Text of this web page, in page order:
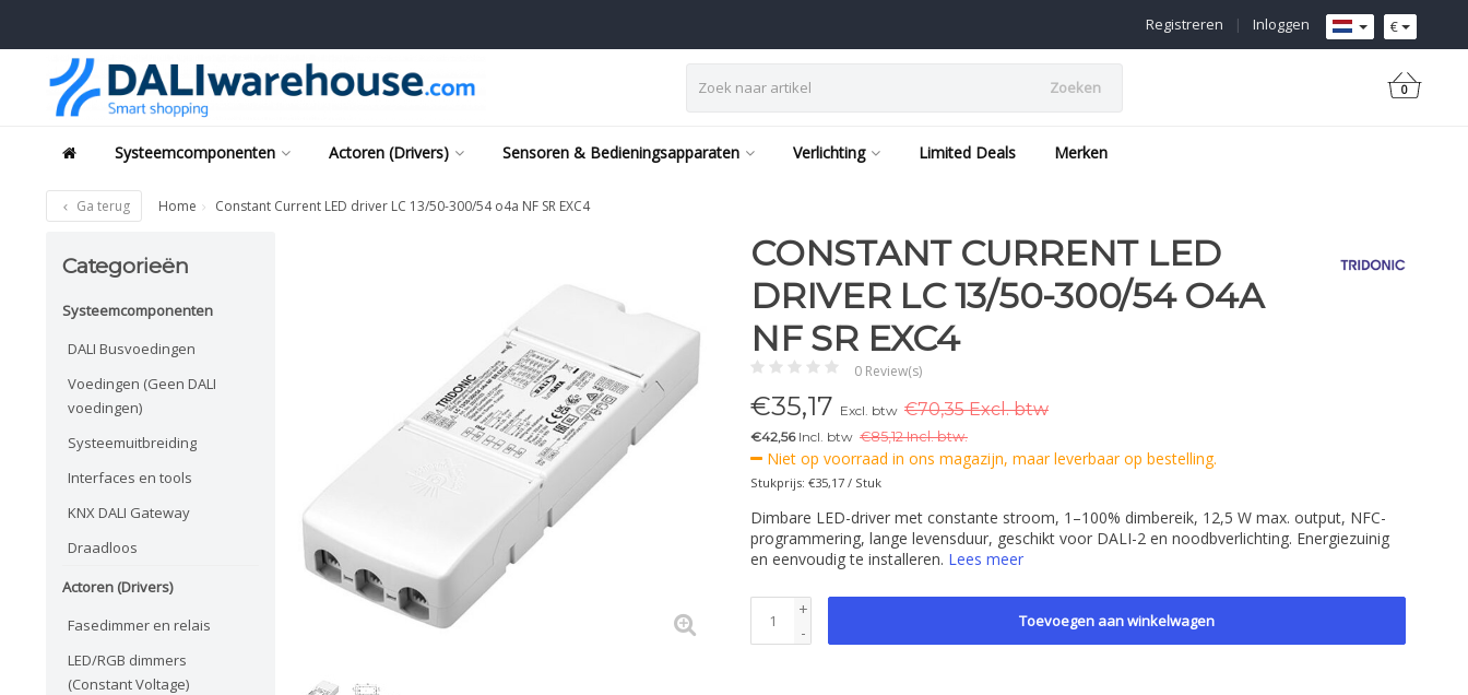
€
Inloggen
|
Registreren
Zoeken 0
Systeemcomponenten Actoren (Drivers) Sensoren & Bedieningsapparaten Verlichting Limited Deals Merken
Ga terug Home Constant Current LED driver LC 13/50-300/54 o4a NF SR EXC4
Categorieën
Systeemcomponenten
DALI Busvoedingen
Voedingen (Geen DALI
voedingen)
Systeemuitbreiding
Interfaces en tools
KNX DALI Gateway
Draadloos
Actoren (Drivers)
Fasedimmer en relais
LED/RGB dimmers
(Constant Voltage)
CONSTANT CURRENT LED
DRIVER LC 13/50-300/54 O4A
NF SR EXC4
0 Review(s)
€35,17 Excl. btw €70,35 Excl. btw
€42,56Incl. btw €85,12 Incl. btw.
Niet op voorraad in ons magazijn, maar leverbaar op bestelling.
Stukprijs: €35,17 / Stuk
Dimbare LED-driver met constante stroom, 1–100% dimbereik, 12,5 W max. output, NFC-
programmering, lange levensduur, geschikt voor DALI-2 en noodbverlichting. Energiezuinig
en eenvoudig te installeren. Lees meer
+
-
Toevoegen aan winkelwagen